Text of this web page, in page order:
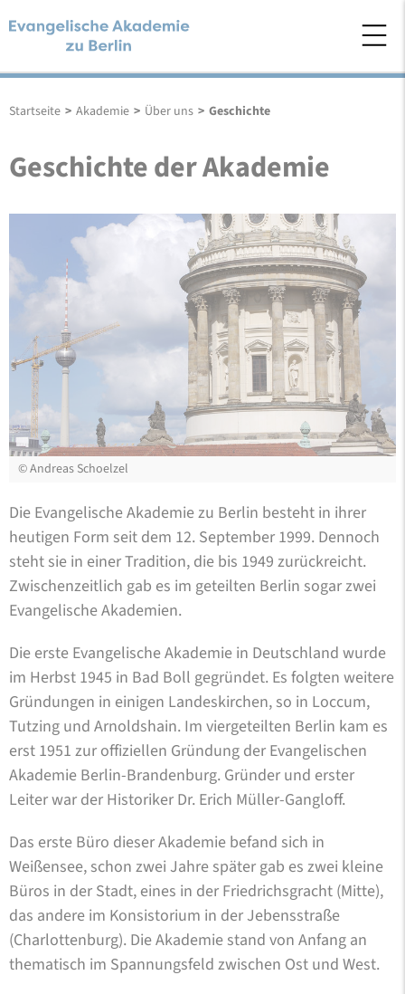
Startseite > Akademie > Über uns > Geschichte
Geschichte der Akademie
©Andreas Schoelzel
Die Evangelische Akademie zu Berlin besteht in ihrer
heutigen Form seit dem 12. September 1999. Dennoch
steht sie in einer Tradition, die bis 1949 zurückreicht.
Zwischenzeitlich gab es im geteilten Berlin sogar zwei
Evangelische Akademien.
Die erste Evangelische Akademie in Deutschland wurde
im Herbst 1945 in Bad Boll gegründet. Es folgten weitere
Gründungen in einigen Landeskirchen, so in Loccum,
Tutzing und Arnoldshain. Im viergeteilten Berlin kam es
erst 1951 zur offiziellen Gründung der Evangelischen
Akademie Berlin-Brandenburg. Gründer und erster
Leiter war der Historiker Dr. Erich Müller-Gangloff.
Das erste Büro dieser Akademie befand sich in
Weißensee, schon zwei Jahre später gab es zwei kleine
Büros in der Stadt, eines in der Friedrichsgracht (Mitte),
das andere im Konsistorium in der Jebensstraße
(Charlottenburg). Die Akademie stand von Anfang an
thematisch im Spannungsfeld zwischen Ost und West.